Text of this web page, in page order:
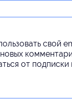
свой
от подписки